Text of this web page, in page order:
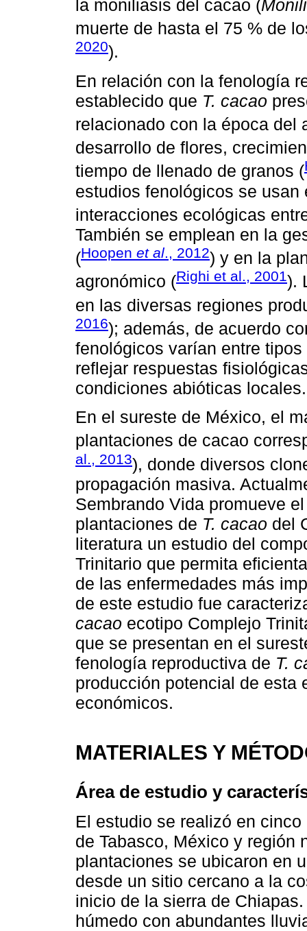
la moniliasis del cacao (
muerte de hasta el 75 % de
2020).
En relación con la fenología
establecido que T. cacao
relacionado con la época del
desarrollo de flores,
tiempo de llenado de granos (
estudios fenológicos se
interacciones ecológicas
También se emplean en la
(Hoopen et al., 2012) y en la
agronómico (Righi et al., 2001).
en las diversas regiones
2016); además, de acuerdo
fenológicos varían entre
reflejar respuestas
condiciones abióticas locales.
En el sureste de México, el
plantaciones de cacao
al., 2013), donde diversos
propagación masiva.
Sembrando Vida promueve
plantaciones de T. cacao del
literatura un estudio del
Trinitario que permita
de las enfermedades más
de este estudio fue
cacao ecotipo Complejo
que se presentan en el
fenología reproductiva de T.
producción potencial de esta
económicos.
MATERIALES Y
Área de estudio y
El estudio se realizó en
de Tabasco, México y región
plantaciones se ubicaron en
desde un sitio cercano a la
inicio de la sierra de
húmedo con abundantes